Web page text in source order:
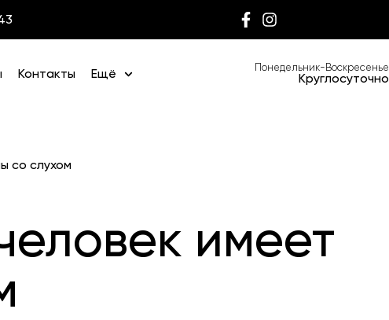
Контакты Ещё Понедельник-Воскресенье
Круглосуточно
со слухом
имеет